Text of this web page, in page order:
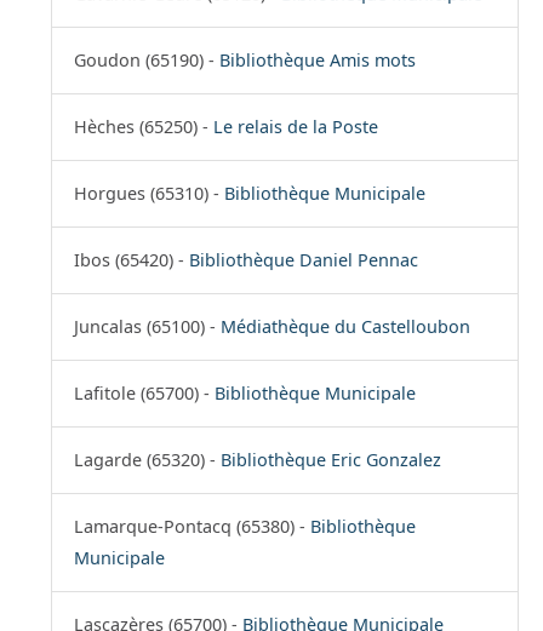
Goudon (65190) - Bibliothèque Amis mots
Hèches (65250) - Le relais de la Poste
Horgues (65310) - Bibliothèque Municipale
Ibos (65420) - Bibliothèque Daniel Pennac
Juncalas (65100) - Médiathèque du Castelloubon
Lafitole (65700) - Bibliothèque Municipale
Lagarde (65320) - Bibliothèque Eric Gonzalez
Lamarque-Pontacq (65380) - Bibliothèque
Municipale
Lascazères (65700) - Bibliothèque Municipale